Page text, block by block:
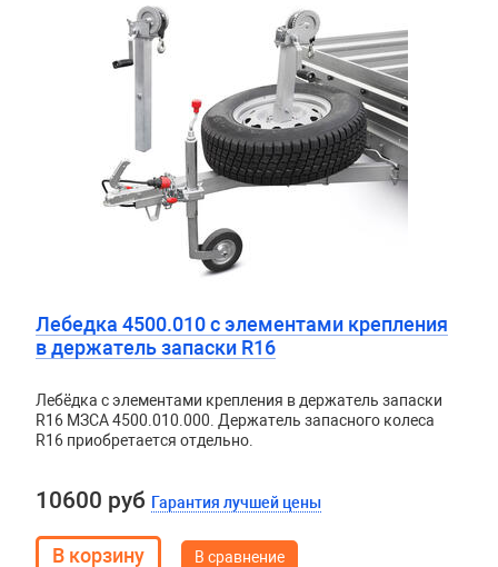
Лебедка 4500.010 с элементами крепления
в держатель запаски R16
Лебёдка с элементами крепления в держатель запаски
R16 МЗСА 4500.010.000. Держатель запасного колеса
R16 приобретается отдельно.
10600 руб Гарантия лучшей цены
В сравнение